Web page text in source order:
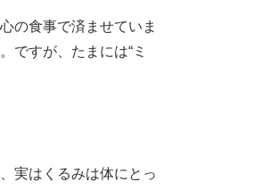
の食事で済ませていま
ですが、たまには“ミ
実はくるみは体にとっ